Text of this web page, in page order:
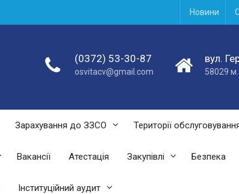
Новини
(0372) 53-30-87
osvitacv@gmail.com
вул.
58029 м.
Зарахування до ЗЗСО Території
Вакансії Атестація Закупівлі Безпека
Інституційний аудит